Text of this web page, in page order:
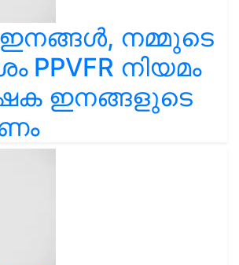
നമ്മുടെ
PPVFR നിയമം
ഇനങ്ങളുടെ